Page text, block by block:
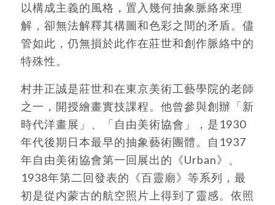
以構成主義的風格，置入幾何抽象脈絡來理
解，卻無法解釋其構圖和色彩之間的矛盾。儘
管如此，仍無損於此作在莊世和創作脈絡中的
特殊性。
村井正誠是莊世和在東京美術工藝學院的老師
之一，開授繪畫實技課程。他曾參與創辦「新
時代洋畫展」、「自由美術協會」，是1930
年代後期日本最早的抽象藝術團體。自1937
年自由美術協會第一回展出的《Urban》、
1938年第二回發表的《百靈廟》等系列，最
初是從内蒙古的航空照片上得到了靈感。依照